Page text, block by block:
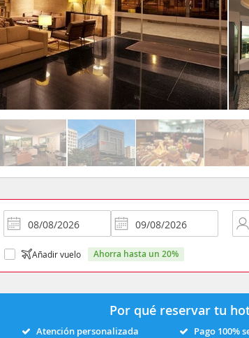
Añadir vuelo ahorra hasta un 20%
Por qué reservar tu
Atención personalizada Pago 100%